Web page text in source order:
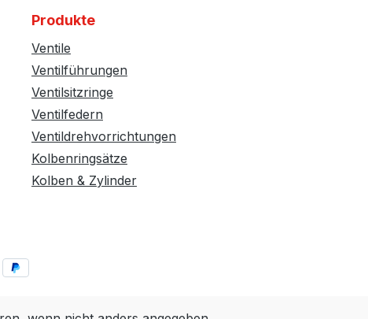
Produkte
Ventile
Ventilführungen
Ventilsitzringe
Ventilfedern
Ventildrehvorrichtungen
Kolbenringsätze
Kolben & Zylinder